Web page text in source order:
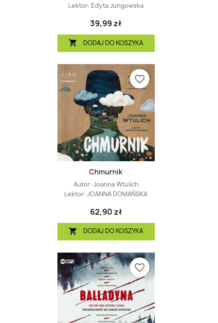
Lektor: Edyta Jungowska
39,99 zł
 DODAJ DO KOSZYKA
Chmurnik
Autor: Joanna Wtulich
Lektor: JOANNA DOMAŃSKA
62,90 zł
 DODAJ DO KOSZYKA
favorite_border
favorite_border